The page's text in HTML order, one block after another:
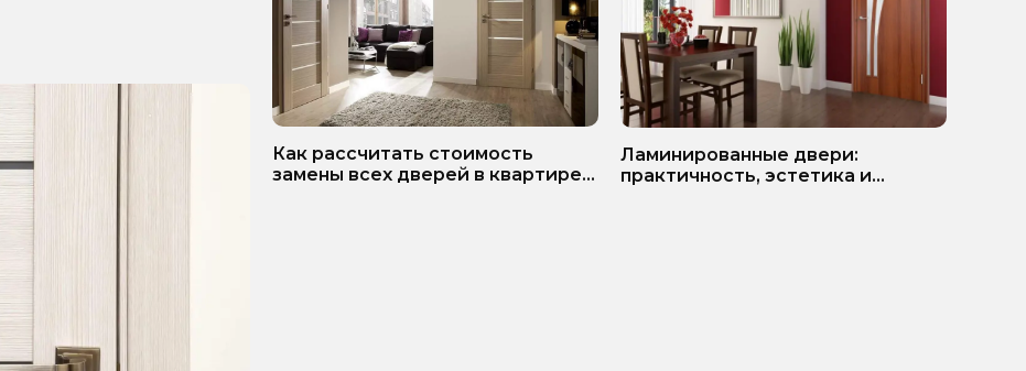
Как рассчитать стоимость
замены всех дверей в квартире?
Ламинированные двери:
практичность, эстетика и